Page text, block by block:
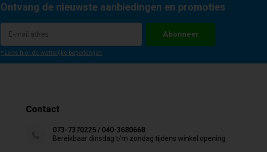
Ontvang de nieuwste aanbiedingen en promoties
Abonneer
* Lees hier de wettelijke beperkingen
Contact
073-7370225 / 040-3680668
Bereikbaar dinsdag t/m zondag tijdens winkel opening